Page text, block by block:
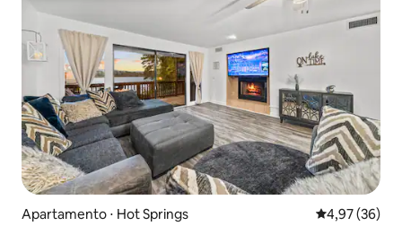
Apartamento ⋅ Hot Springs 4,97 de uma
4,97 (36)